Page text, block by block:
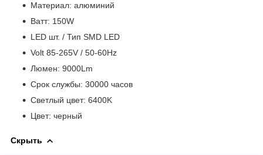
Материал: алюминий
Bатт: 150W
LED шт. / Тип SMD LED
Volt 85-265V / 50-60Hz
Люмен: 9000Lm
Срок службы: 30000 часов
Светлый цвет: 6400K
Цвет: черный
Скрыть